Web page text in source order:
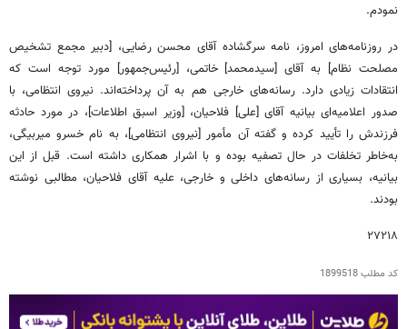
نمودم.
در روزنامه‌های امروز، نامه سرگشاده آقای محسن رضایی، [دبیر مجمع تشخیص
مصلحت نظام] به آقای [سیدمحمد] خاتمی، [رئیس‌جمهور] مورد توجه است که
انتقادات زیادی دارد. رسانه‌های خارجی هم به آن پرداخته‌اند. نیروی انتظامی، با
صدور اعلامیه‌ای بیانیه آقای [علی] فلاحیان، [وزیر اسبق اطلاعات]، در مورد حادثه
فرزندش را تأیید کرده و گفته آن مأمور [نیروی انتظامی]، به نام خسرو میربیگی،
به‌خاطر تخلفات در حال تصفیه بوده و با اشرار همکاری داشته است. قبل از این
بیانیه، بسیاری از رسانه‌های داخلی و خارجی، علیه آقای فلاحیان، مطالبی نوشته
بودند.
۲۷۲۱۸
کد مطلب1899518